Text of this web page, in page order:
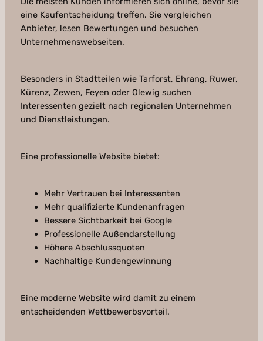
eine Kaufentscheidung treffen. Sie vergleichen
Anbieter, lesen Bewertungen und besuchen
Unternehmenswebseiten.
Besonders in Stadtteilen wie Tarforst, Ehrang, Ruwer,
Kürenz, Zewen, Feyen oder Olewig suchen
Interessenten gezielt nach regionalen Unternehmen
und Dienstleistungen.
Eine professionelle Website bietet:
Mehr Vertrauen bei Interessenten
Mehr qualifizierte Kundenanfragen
Bessere Sichtbarkeit bei Google
Professionelle Außendarstellung
Höhere Abschlussquoten
Nachhaltige Kundengewinnung
Eine moderne Website wird damit zu einem
entscheidenden Wettbewerbsvorteil.